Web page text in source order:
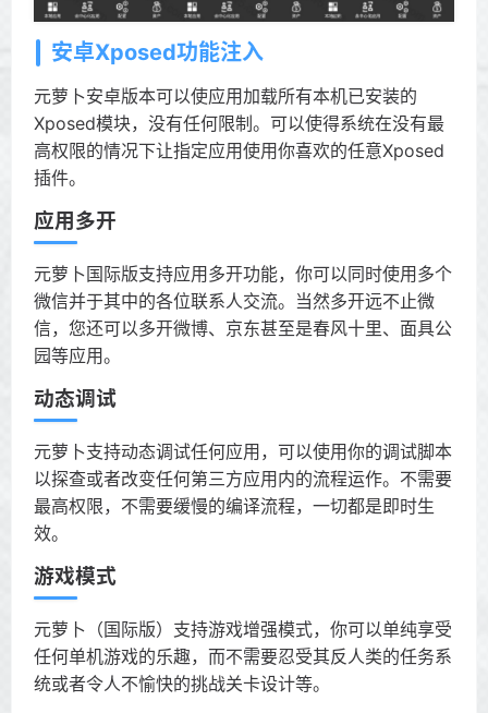
安卓Xposed功能注入
元萝卜安卓版本可以使应用加载所有本机已安装的
Xposed模块，没有任何限制。可以使得系统在没有最
高权限的情况下让指定应用使用你喜欢的任意Xposed
插件。
应用多开
元萝卜国际版支持应用多开功能，你可以同时使用多个
微信并于其中的各位联系人交流。当然多开远不止微
信，您还可以多开微博、京东甚至是春风十里、面具公
园等应用。
动态调试
元萝卜支持动态调试任何应用，可以使用你的调试脚本
以探查或者改变任何第三方应用内的流程运作。不需要
最高权限，不需要缓慢的编译流程，一切都是即时生
效。
游戏模式
元萝卜（国际版）支持游戏增强模式，你可以单纯享受
任何单机游戏的乐趣，而不需要忍受其反人类的任务系
统或者令人不愉快的挑战关卡设计等。